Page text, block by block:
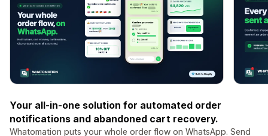
Your all-in-one solution for automated order
notifications and abandoned cart recovery.
Whatomation puts your whole order flow on WhatsApp. Send